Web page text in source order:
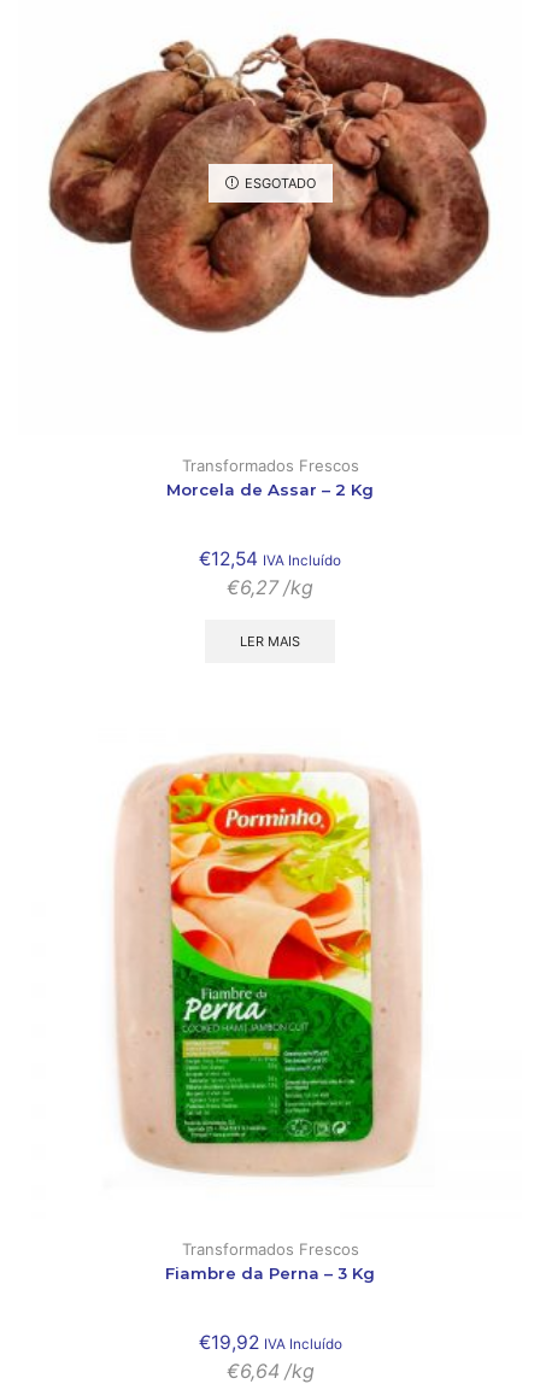
ESGOTADO
Transformados Frescos
Morcela de Assar – 2 Kg
€12,54 IVA Incluído
€6,27 /kg
LER MAIS
Transformados Frescos
Fiambre da Perna – 3 Kg
€19,92 IVA Incluído
€6,64 /kg